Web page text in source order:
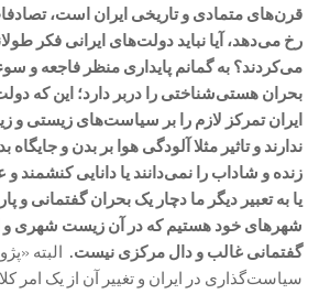
قرن‌های متمادی و تاریخی ایران است،
رخ می‌دهد، آیا نباید دولت‌های ایرانی فکر
می‌کردند؟ به گمانم پایداری‌ منظر فاجعه و
بحران هستی‌شناختی را دربر دارد؛ این که
ایران تمرکز لازم را بر سیاست‌های زیستی
ندارند و تاثیر مثلا آلودگی هوا بر بدن‌ و
زنده‌ و شاداب را نمی‌دانند یا دانایی‌ کنشمند و
یا به تعبیر دیگر ما دچار یک بحران گفتمانی و
شهرهای خود هستیم که در آن زیست شهری و
گفتمانی غالب و دال مرکزی نیست. ‌
البته
سیاست‌گذاری در ایران‌ و تغییر آن از یک امر